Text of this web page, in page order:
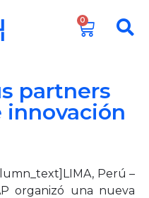
0
partners
innovación
Perú –
organizó una nueva